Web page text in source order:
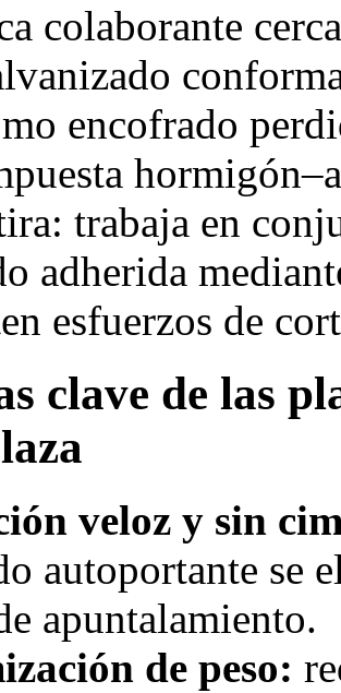
colaborante
encofrado
trabaja en
adherida
esfuerzos de
clave de las
veloz y sin
autoportante se
apuntalamiento.
de peso: